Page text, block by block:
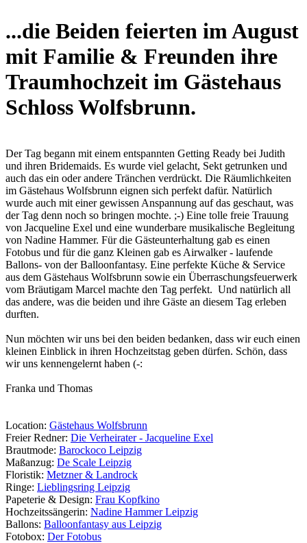
...die Beiden feierten im August
mit Familie & Freunden ihre
Traumhochzeit im Gästehaus
Schloss Wolfsbrunn.
Der Tag begann mit einem entspannten Getting Ready bei Judith
und ihren Bridemaids. Es wurde viel gelacht, Sekt getrunken und
auch das ein oder andere Tränchen verdrückt. Die Räumlichkeiten
im Gästehaus Wolfsbrunn eignen sich perfekt dafür. Natürlich
wurde auch mit einer gewissen Anspannung auf das geschaut, was
der Tag denn noch so bringen mochte. ;-) Eine tolle freie Trauung
von Jacqueline Exel und eine wunderbare musikalische Begleitung
von Nadine Hammer. Für die Gästeunterhaltung gab es einen
Fotobus und für die ganz Kleinen gab es Airwalker - laufende
Ballons- von der Balloonfantasy. Eine perfekte Küche & Service
aus dem Gästehaus Wolfsbrunn sowie ein Überraschungsfeuerwerk
vom Bräutigam Marcel machte den Tag perfekt. Und natürlich all
das andere, was die beiden und ihre Gäste an diesem Tag erleben
durften.
Nun möchten wir uns bei den beiden bedanken, dass wir euch einen
kleinen Einblick in ihren Hochzeitstag geben dürfen. Schön, dass
wir uns kennengelernt haben (-:
Franka und Thomas
Location: Gästehaus Wolfsbrunn
Freier Redner: Die Verheirater - Jacqueline Exel
Brautmode: Barockoco Leipzig
Maßanzug: De Scale Leipzig
Floristik: Metzner & Landrock
Ringe: Lieblingsring Leipzig
Papeterie & Design: Frau Kopfkino
Hochzeitssängerin: Nadine Hammer Leipzig
Ballons: Balloonfantasy aus Leipzig
Fotobox: Der Fotobus